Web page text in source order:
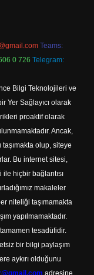
Teams:
0 726 Telegram:
Bilgi Teknolojileri ve
Yer Sağlayıcı olarak
proaktif olarak
Ancak,
olup, siteye
Bu internet sitesi,
hiçbir bağlantısı
makaleler
niteliği taşımamakta
yapılmamaktadır.
tesadüfidir.
bir bilgi paylaşım
aykırı olduğunu
adresine